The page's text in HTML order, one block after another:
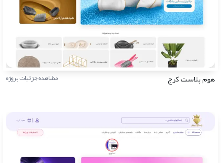
هوم پلاست کرج مشاهده جزئیات پروژه